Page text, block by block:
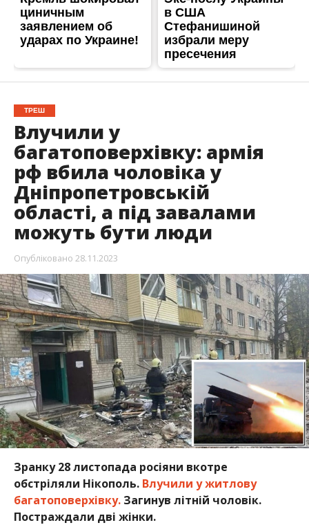
ТРЕШ
Влучили у
багатоповерхівку: армія
рф вбила чоловіка у
Дніпропетровській
області, а під завалами
можуть бути люди
Опубліковано 28.11.2023
Зранку 28 листопада росіяни вкотре
обстріляли Нікополь. Влучили у житлову
багатоповерхівку.Загинув літній чоловік.
Постраждали дві жінки.